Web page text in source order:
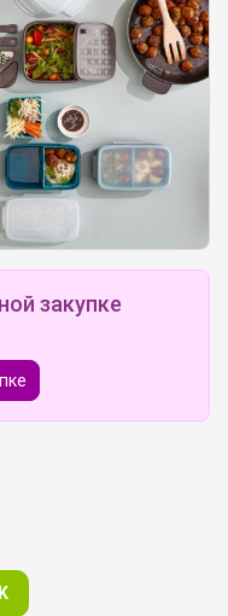
закупке